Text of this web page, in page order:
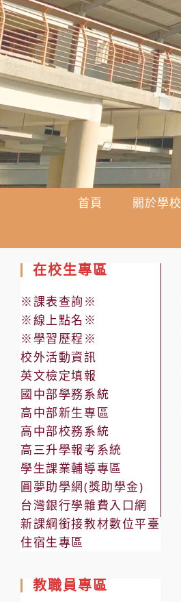
跳
轉
至
主
要
內
容
首頁 關於學校
在校生專區
※課表查詢※
※線上點名※
※學習歷程※
校外活動資訊
英文檢定填報
國中部學務系統
高中部新生專區
高中部校務系統
高三升學報考系統
學生課業輔導專區
圓夢助學網(獎助學金)
台灣銀行學雜費入口網
新課綱銜接教材數位平臺
住宿生專區
教職員專區